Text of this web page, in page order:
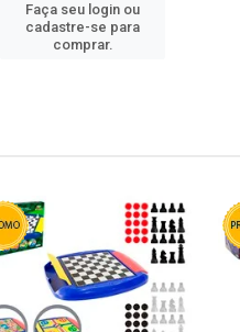
Faça seu login ou
cadastre-se para
comprar.